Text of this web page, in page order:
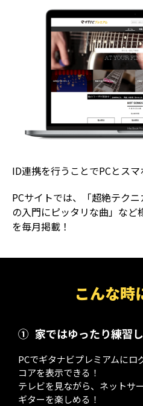
ID連携を行うことでPCとス
PCサイトでは、「超絶テク
の入門にピッタリな曲」など
を毎月掲載！
こんな時
① 家ではゆったり練習
PCでギタナビプレミアムにロ
コアを表示できる！
テレビを見ながら、ネットサ
ギターを楽しめる！